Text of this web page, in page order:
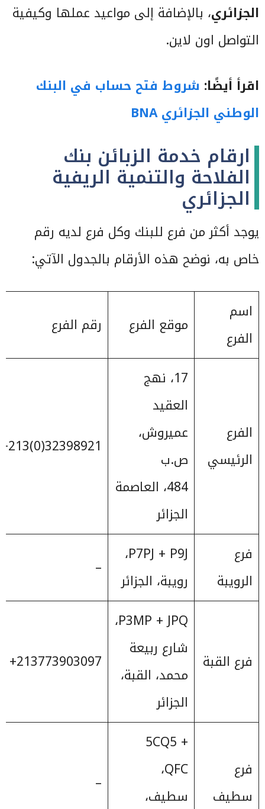
الجزائري، بالإضافة إلى مواعيد عملها وكيفية
التواصل اون لاين.
اقرأ أيضًا: شروط فتح حساب في البنك
الوطني الجزائري BNA
ارقام خدمة الزبائن بنك
الفلاحة والتنمية الريفية
الجزائري
يوجد أكثر من فرع للبنك وكل فرع لديه رقم
خاص به، نوضح هذه الأرقام بالجدول الآتي:
اسم
الفرع
موقع الفرع رقم الفرع
الفرع
الرئيسي
17، نهج
العقيد
عميروش،
ص.ب
484، العاصمة
الجزائر
32398921(0)213+
فرع
الرويبة
P7PJ + P9J،
رويبة، الجزائر
–
فرع القبة
P3MP + JPQ،
شارع ربيعة
محمد، القبة،
الجزائر
‎+213773903097
فرع
سطيف
5CQ5 +
QFC،
سطيف،
–